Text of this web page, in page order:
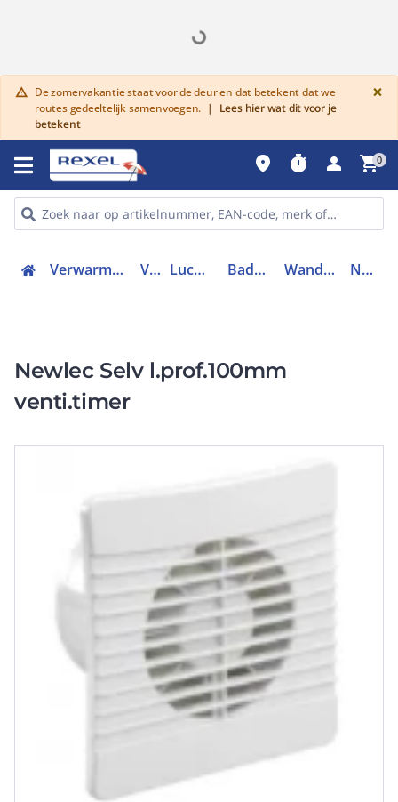
warning De zomervakantie staat voor de deur en dat betekent dat we
routes gedeeltelijk samenvoegen. |
Lees hier wat dit voor je
betekent
×
place timer person shopping_cart0
Verwarmen, Koelen en Ventileren Ventilatie Luchtafvoersysteem Badkamerventilator Wandopbouwventilator NLLPF100LVT
Newlec Selv l.prof.100mm
venti.timer